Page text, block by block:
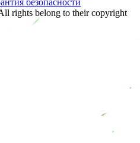
безопасности
rights belong to their copyright